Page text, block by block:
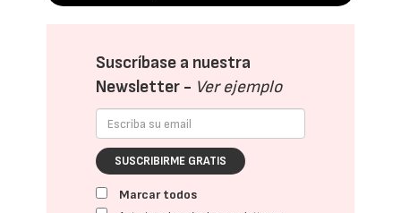
Suscríbase a nuestra
Newsletter - Ver ejemplo
SUSCRIBIRME GRATIS
Marcar todos